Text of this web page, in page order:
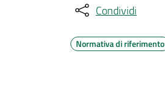
Condividi
Normativa di riferimento